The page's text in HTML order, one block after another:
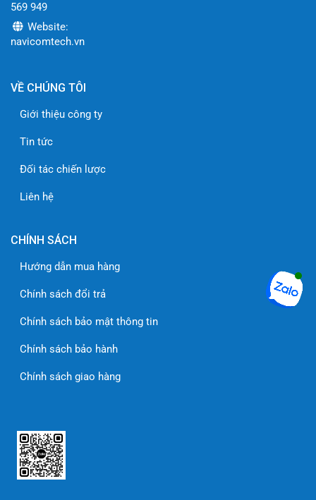
569 949
Website:
navicomtech.vn
VỀ CHÚNG TÔI
Giới thiệu công ty
Tin tức
Đối tác chiến lược
Liên hệ
CHÍNH SÁCH
Hướng dẫn mua hàng
Chính sách đổi trả
Chính sách bảo mật thông tin
Chính sách bảo hành
Chính sách giao hàng